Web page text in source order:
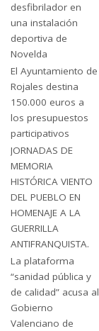
desfibrilador en
una instalación
deportiva de
Novelda
El Ayuntamiento de
Rojales destina
150.000 euros a
los presupuestos
participativos
JORNADAS DE
MEMORIA
HISTÓRICA VIENTO
DEL PUEBLO EN
HOMENAJE A LA
GUERRILLA
ANTIFRANQUISTA.
La plataforma
“sanidad pública y
de calidad” acusa al
Gobierno
Valenciano de